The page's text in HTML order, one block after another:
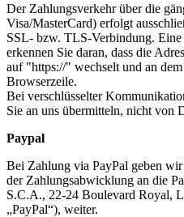
Der Zahlungsverkehr über die
Visa/MasterCard) erfolgt
SSL- bzw. TLS-Verbindung. Eine
erkennen Sie daran, dass die
auf "https://" wechselt und an
Browserzeile.
Bei verschlüsselter
Sie an uns übermitteln, nicht von
Paypal
Bei Zahlung via PayPal geben
der Zahlungsabwicklung an die
S.C.A., 22-24 Boulevard Royal,
„PayPal“), weiter.